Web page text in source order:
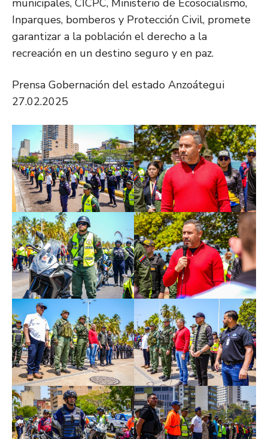
municipales, CICPC, Ministerio de Ecosocialismo,
Inparques, bomberos y Protección Civil, promete
garantizar a la población el derecho a la
recreación en un destino seguro y en paz.
Prensa Gobernación del estado Anzoátegui
27.02.2025